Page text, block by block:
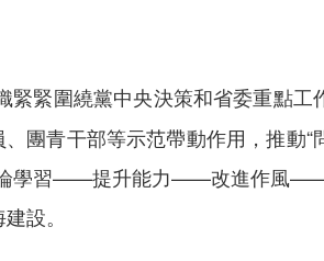
緊緊圍繞黨中央決策和省委重點
團青干部等示范帶動作用，推動“
學習——提升能力——改進作風——
設。